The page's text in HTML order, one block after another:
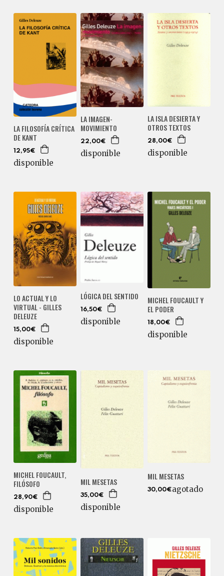
LA FILOSOFÍA CRÍTICA
DE KANT
12,95€
disponible
LA IMAGEN-
MOVIMIENTO
22,00€
disponible
LA ISLA DESIERTA Y
OTROS TEXTOS
28,00€
disponible
LO ACTUAL Y LO
VIRTUAL - GILLES
DELEUZE
15,00€
disponible
LÓGICA DEL SENTIDO
16,50€
disponible
MICHEL FOUCAULT Y
EL PODER
18,00€
disponible
MICHEL FOUCAULT,
FILÓSOFO
28,90€
disponible
MIL MESETAS
35,00€
disponible
MIL MESETAS
30,00€agotado